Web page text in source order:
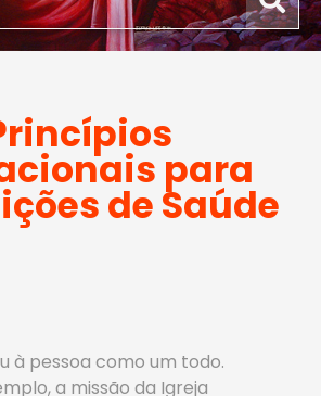
para
de Saúde
à pessoa como um todo.
a missão da Igreja